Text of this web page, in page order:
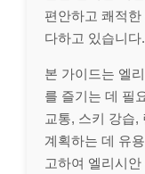
편안하고 쾌적
다하고 있습니다.
본 가이드는 엘
를 즐기는 데 필
교통, 스키 강습,
계획하는 데 유
고하여 엘리시